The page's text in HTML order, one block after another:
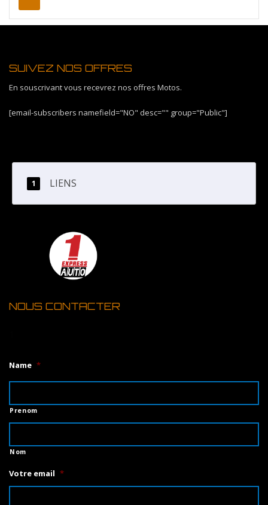
SUIVEZ NOS OFFRES
En souscrivant vous recevrez nos offres Motos.
[email-subscribers namefield="NO" desc="" group="Public"]
LIENS
NOUS CONTACTER
Name *
Prenom
Nom
Votre email *